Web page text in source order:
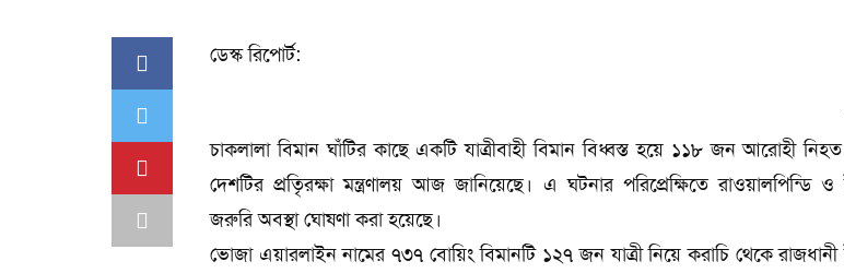
ডেস্ক রিপোর্ট:
চাকলালা বিমান ঘাঁটির কাছে একটি যাত্রীবাহী বিমান বিধ্বস্ত হয়ে ১১৮ জন আরোহী
দেশটির প্রতিৃরক্ষা মন্ত্রণালয় আজ জানিয়েছে। এ ঘটনার পরিপ্রেক্ষিতে রাওয়ালপিন্ডি ও
জরুরি অবস্থা ঘোষণা করা হয়েছে।
ভোজা এয়ারলাইন নামের ৭৩৭ বোয়িং বিমানটি ১২৭ জন যাত্রী নিয়ে করাচি থেকে রাজধানী